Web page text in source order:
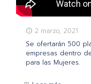
2 marzo, 2021
Se ofertarán 500
empresas dentro
para las Mujeres.